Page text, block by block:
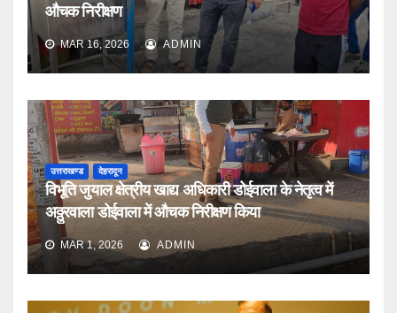
औचक निरीक्षण
MAR 16, 2026 ADMIN
उत्तराखण्ड देहरादून
विभूति जुयाल क्षेत्रीय खाद्य अधिकारी डोईवाला के नेतृत्व में
अठ्ठुरवाला डोईवाला में औचक निरीक्षण किया
MAR 1, 2026 ADMIN